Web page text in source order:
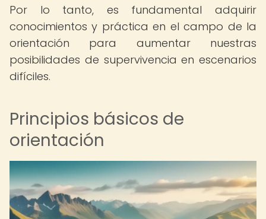
Por lo tanto, es fundamental adquirir
conocimientos y práctica en el campo de la
orientación para aumentar nuestras
posibilidades de supervivencia en escenarios
difíciles.
Principios básicos de
orientación